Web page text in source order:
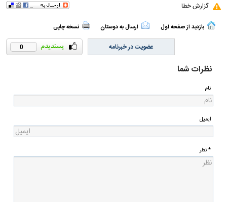
گزارش خطا
بازدید از صفحه اول ارسال به دوستان نسخه چاپی
0 عضویت در خبرنامه
نظرات شما
نام
ایمیل
* نظر